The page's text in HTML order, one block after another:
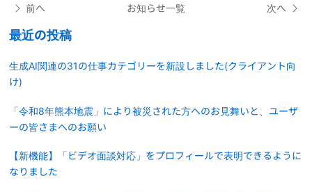
前へ お知らせ一覧 次へ
最近の投稿
生成AI関連の31の仕事カテゴリーを新設しました(クライアント向
け)
「令和8年熊本地震」により被災された方へのお見舞いと、ユーザ
ーの皆さまへのお願い
【新機能】「ビデオ面談対応」をプロフィールで表明できるように
なりました